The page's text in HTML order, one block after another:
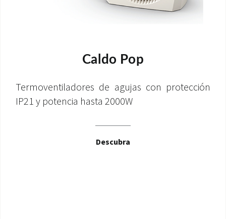
Caldo Pop
Termoventiladores de agujas con protección
IP21 y potencia hasta 2000W
Descubra